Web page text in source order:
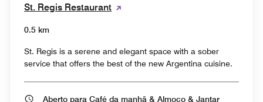
St. Regis Restaurant
0.5 km
St. Regis is a serene and elegant space with a sober
service that offers the best of the new Argentina cuisine.
Aberto para Café da manhã & Almoço & Jantar